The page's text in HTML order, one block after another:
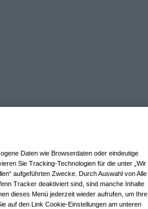
Daten wie Browserdaten oder eindeutige
Sie Tracking-Technologien für die unter „Wir
aufgeführten Zwecke. Durch Auswahl von Alle
Tracker deaktiviert sind, sind manche Inhalte
dieses Menü jederzeit wieder aufrufen, um Ihre
auf den Link Cookie-Einstellungen am unteren